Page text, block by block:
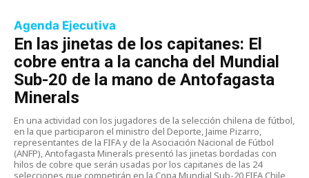
Agenda Ejecutiva
En las jinetas de los capitanes: El
cobre entra a la cancha del Mundial
Sub-20 de la mano de Antofagasta
Minerals
En una actividad con los jugadores de la selección chilena de fútbol,
en la que participaron el ministro del Deporte, Jaime Pizarro,
representantes de la FIFA y de la Asociación Nacional de Fútbol
(ANFP), Antofagasta Minerals presentó las jinetas bordadas con
hilos de cobre que serán usadas por los capitanes de las 24
selecciones que competirán en la Copa Mundial Sub-20 FIFA Chile